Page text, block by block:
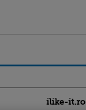
ilike-it.ro